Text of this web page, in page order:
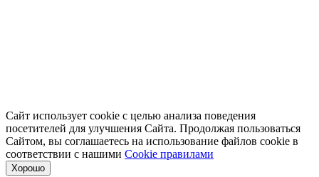
Сайт использует cookie с целью анализа поведения
посетителей для улучшения Сайта. Продолжая пользоваться
Сайтом, вы соглашаетесь на использование файлов cookie в
соответствии с нашими Cookiе правилами
Хорошо